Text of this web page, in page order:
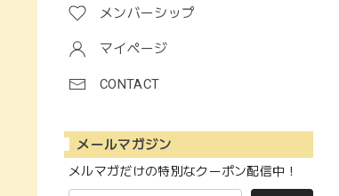
メンバーシップ
マイページ
CONTACT
メールマガジン
メルマガだけの特別なクーポン配信中！